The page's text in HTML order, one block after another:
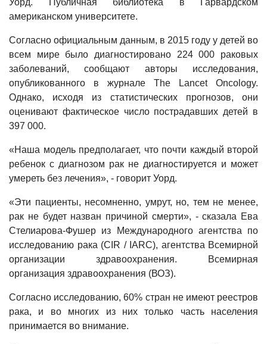
Уорд. Публичная библиотека в Гарвардском
американском университете.
Согласно официальным данным, в 2015 году у детей во
всем мире было диагностировано 224 000 раковых
заболеваний, сообщают авторы исследования,
опубликованного в журнале The Lancet Oncology.
Однако, исходя из статистических прогнозов, они
оценивают фактическое число пострадавших детей в
397 000.
«Наша модель предполагает, что почти каждый второй
ребенок с диагнозом рак не диагностируется и может
умереть без лечения», - говорит Уорд.
«Эти пациенты, несомненно, умрут, но, тем не менее,
рак не будет назван причиной смерти», - сказала Ева
Стелиарова-Фушер из Международного агентства по
исследованию рака (CIR / IARC), агентства Всемирной
организации здравоохранения. Всемирная
организация здравоохранения (ВОЗ).
Согласно исследованию, 60% стран не имеют реестров
рака, и во многих из них только часть населения
принимается во внимание.